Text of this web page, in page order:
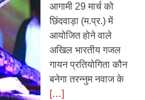
आगामी 29 मार्च को
छिंदवाड़ा (म.प्र.) में
आयोजित होने वाले
अखिल भारतीय गजल
गायन प्रतियोगिता कौन
बनेगा तरन्नुम नवाज के
[…]